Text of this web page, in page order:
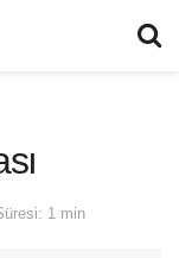
1 min